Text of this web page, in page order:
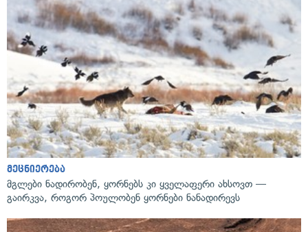
მეცნიერება
მგლები ნადირობენ, ყორნებს კი ყველაფერი ახსოვთ —
გაირკვა, როგორ პოულობენ ყორნები ნანადირევს